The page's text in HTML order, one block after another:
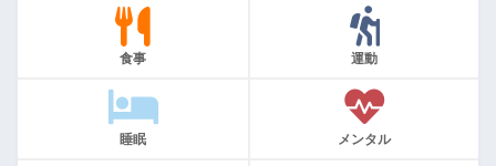
食事 運動
睡眠 メンタル